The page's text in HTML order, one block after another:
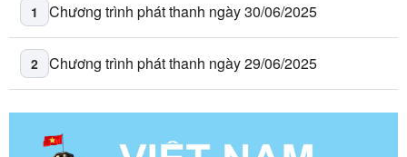
1 Chương trình phát thanh ngày 30/06/2025
2 Chương trình phát thanh ngày 29/06/2025